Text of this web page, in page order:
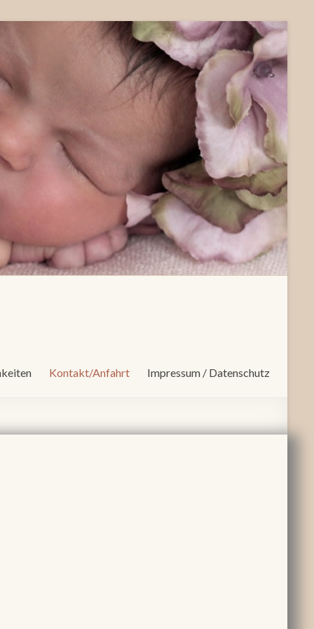
Kontakt/Anfahrt Impressum / Datenschutz